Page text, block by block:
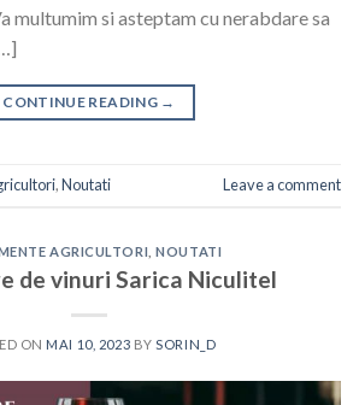
multumim si asteptam cu nerabdare sa
CONTINUE READING →
,Noutati Leave a comment
AGRICULTORI ,NOUTATI
de vinuri Sarica Niculitel
ON MAI 10, 2023 BY SORIN_D